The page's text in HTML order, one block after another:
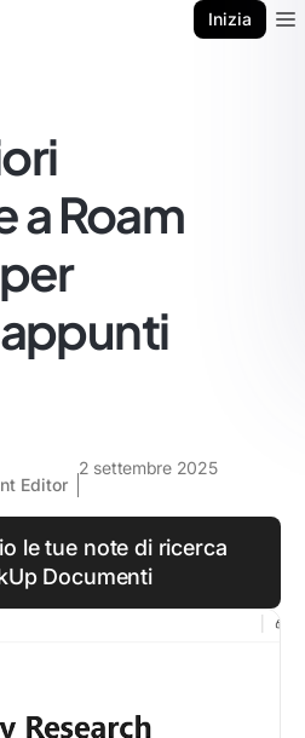
Inizia
a Roam
Editor
2 settembre 2025
le tue note di ricerca
Documenti